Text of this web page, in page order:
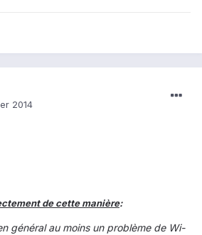
2014
de cette manière:
général au moins un problème de Wi-